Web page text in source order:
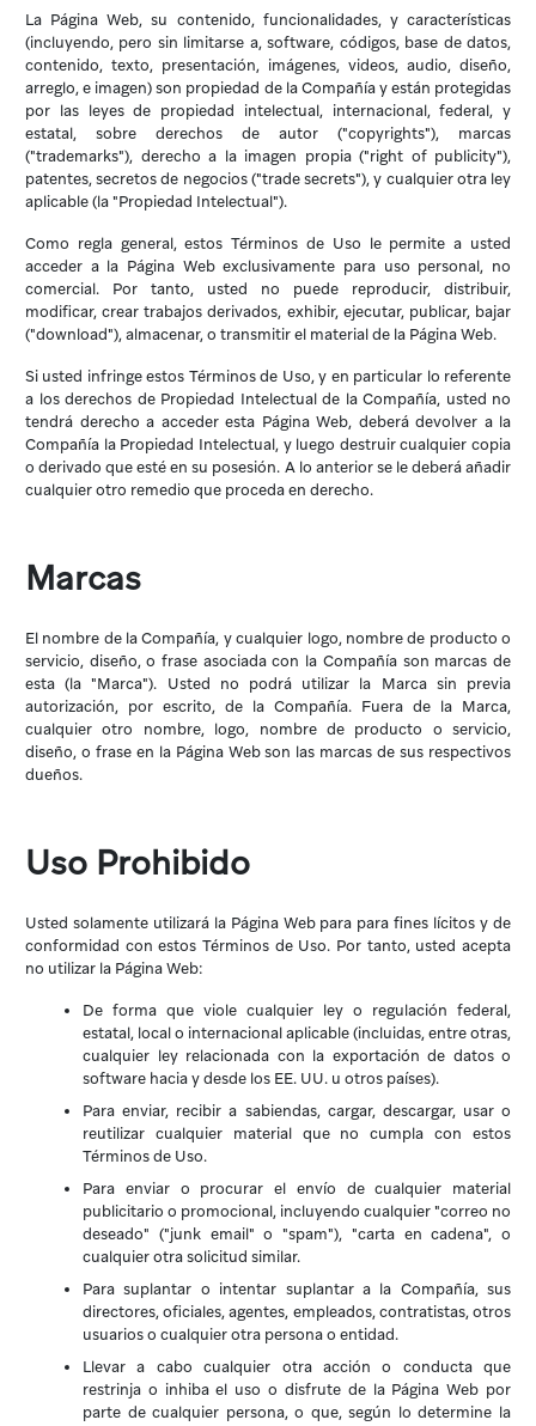
La Página Web, su contenido, funcionalidades, y características
(incluyendo, pero sin limitarse a, software, códigos, base de datos,
contenido, texto, presentación, imágenes, videos, audio, diseño,
arreglo, e imagen) son propiedad de la Compañía y están protegidas
por las leyes de propiedad intelectual, internacional, federal, y
estatal, sobre derechos de autor ("copyrights"), marcas
("trademarks"), derecho a la imagen propia ("right of publicity"),
patentes, secretos de negocios ("trade secrets"), y cualquier otra ley
aplicable (la "Propiedad Intelectual").
Como regla general, estos Términos de Uso le permite a usted
acceder a la Página Web exclusivamente para uso personal, no
comercial. Por tanto, usted no puede reproducir, distribuir,
modificar, crear trabajos derivados, exhibir, ejecutar, publicar, bajar
("download"), almacenar, o transmitir el material de la Página Web.
Si usted infringe estos Términos de Uso, y en particular lo referente
a los derechos de Propiedad Intelectual de la Compañía, usted no
tendrá derecho a acceder esta Página Web, deberá devolver a la
Compañía la Propiedad Intelectual, y luego destruir cualquier copia
o derivado que esté en su posesión. A lo anterior se le deberá añadir
cualquier otro remedio que proceda en derecho.
Marcas
El nombre de la Compañía, y cualquier logo, nombre de producto o
servicio, diseño, o frase asociada con la Compañía son marcas de
esta (la "Marca"). Usted no podrá utilizar la Marca sin previa
autorización, por escrito, de la Compañía. Fuera de la Marca,
cualquier otro nombre, logo, nombre de producto o servicio,
diseño, o frase en la Página Web son las marcas de sus respectivos
dueños.
Uso Prohibido
Usted solamente utilizará la Página Web para para fines lícitos y de
conformidad con estos Términos de Uso. Por tanto, usted acepta
no utilizar la Página Web:
De forma que viole cualquier ley o regulación federal,
estatal, local o internacional aplicable (incluidas, entre otras,
cualquier ley relacionada con la exportación de datos o
software hacia y desde los EE. UU. u otros países).
Para enviar, recibir a sabiendas, cargar, descargar, usar o
reutilizar cualquier material que no cumpla con estos
Términos de Uso.
Para enviar o procurar el envío de cualquier material
publicitario o promocional, incluyendo cualquier "correo no
deseado" ("junk email" o "spam"), "carta en cadena", o
cualquier otra solicitud similar.
Para suplantar o intentar suplantar a la Compañía, sus
directores, oficiales, agentes, empleados, contratistas, otros
usuarios o cualquier otra persona o entidad.
Llevar a cabo cualquier otra acción o conducta que
restrinja o inhiba el uso o disfrute de la Página Web por
parte de cualquier persona, o que, según lo determine la